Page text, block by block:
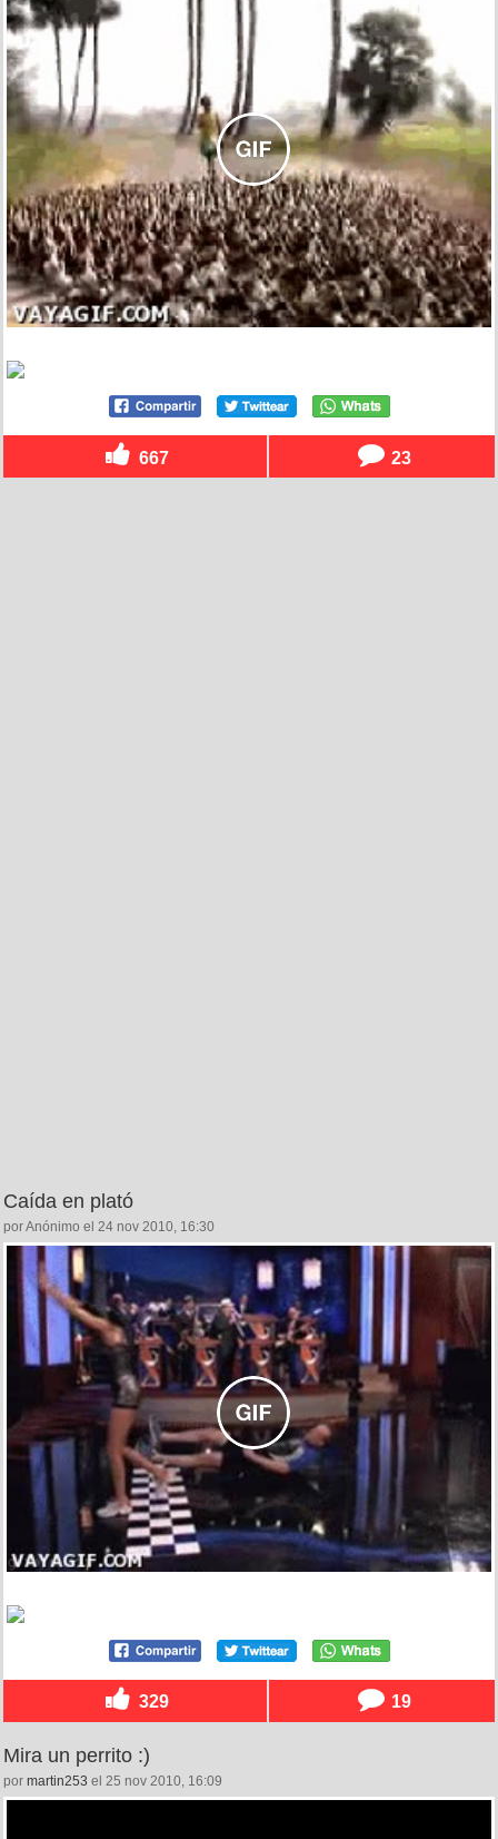
667 23
Caída en plató
por Anónimo el 24 nov 2010, 16:30
329 19
Mira un perrito :)
por martin253 el 25 nov 2010, 16:09